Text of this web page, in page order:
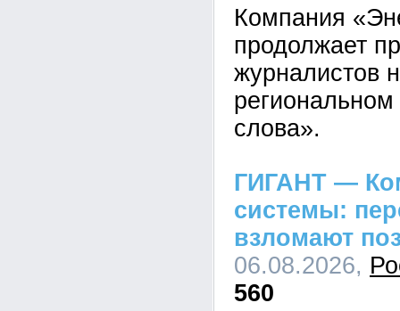
Компания
продолжает
журналистов
слова».
ГИГАНТ —
системы:
взломают
06.08.2026,
560